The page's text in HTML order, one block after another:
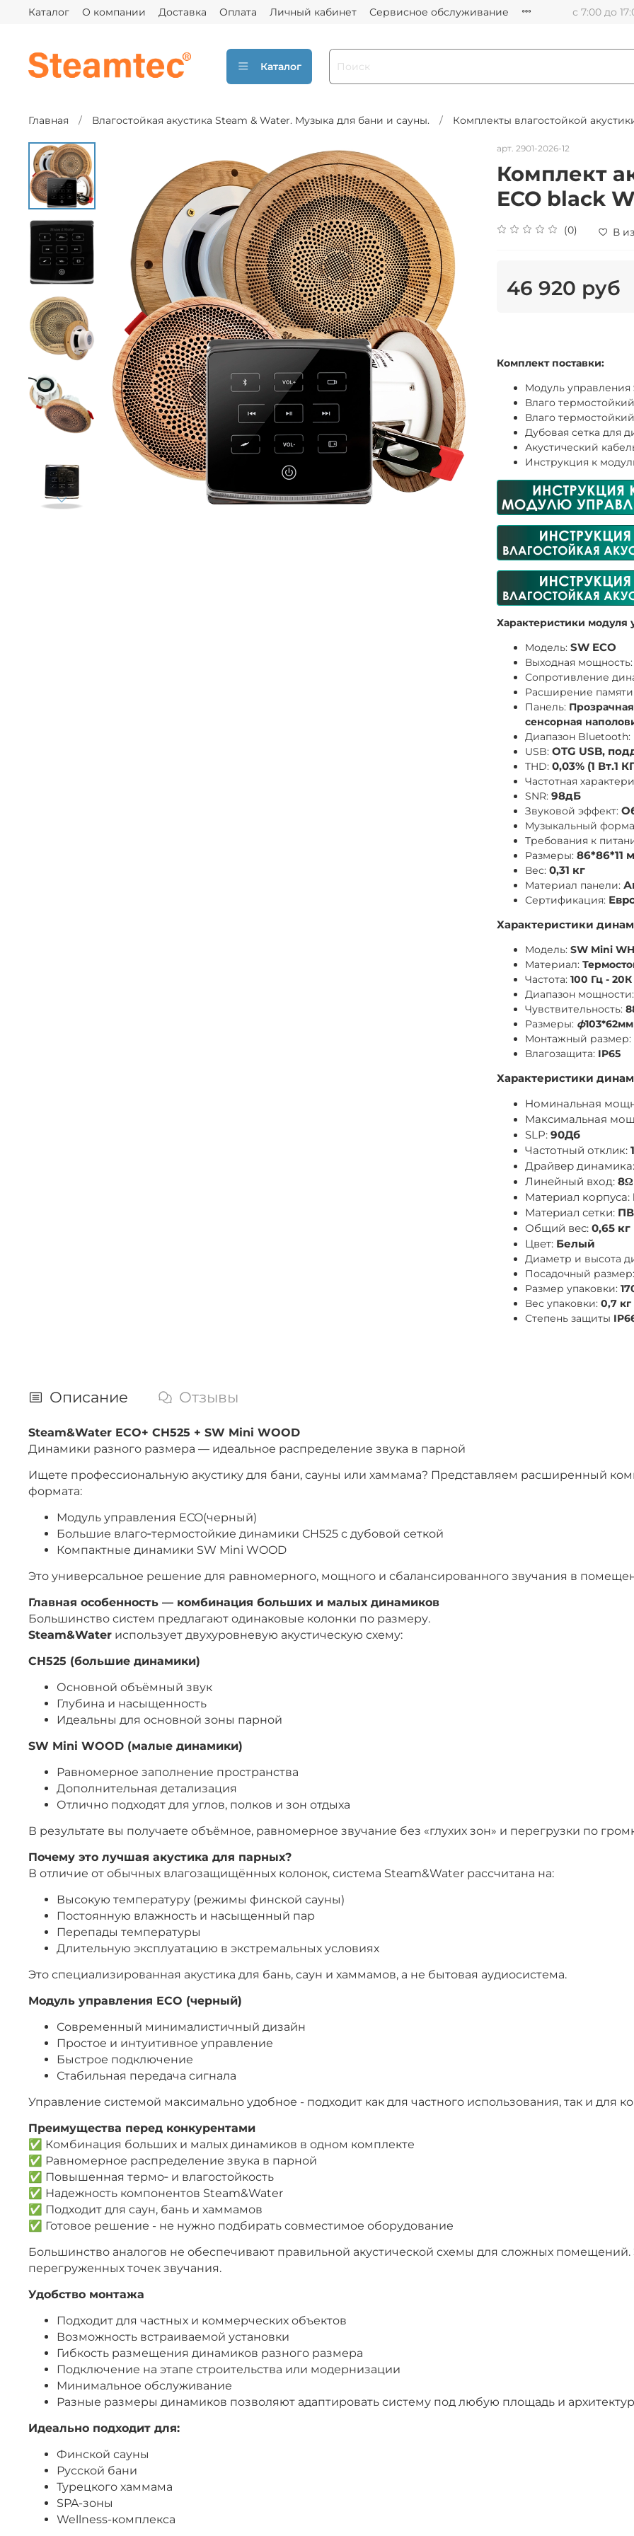
Каталог О компании Доставка Оплата Личный кабинет Сервисное обслуживание с 7:00 до
Каталог
Главная Влагостойкая акустика Steam & Water. Музыка для бани и сауны. Комплекты влагостойкой
арт. 2901-2026-12
Комплект
ECO black
(0) В
46 920 руб
Комплект поставки:
Модуль управления
Влаго
Влаго
Дубовая сетка для
Акустический
Инструкция к
Характеристики модуля
Модель: SW ECO
Выходная мощность:
Сопротивление
Расширение памяти
Панель:
сенсорная
Диапазон Bluetooth:
USB: OTG USB,
THD: 0,03% (1 Вт.1
Частотная
SNR: 98дБ
Звуковой эффект:
Музыкальный
Требования к
Размеры: 86*86*11
Вес: 0,31 кг
Материал панели:
Сертификация:
Характеристики
Модель: SW Mini
Материал:
Частота: 100 Гц - 20К
Диапазон мощности:
Чувствительность:
Размеры: ф103*62мм
Монтажный размер:
Влагозащита: IP65
Характеристики
Номинальная
Максимальная
SLP: 90Дб
Частотный отклик:
Драйвер динамика:
Линейный вход: 8Ω
Материал корпуса:
Материал сетки:
Общий вес: 0,65 кг
Цвет: Белый
Диаметр и высота
Посадочный
Размер упаковки:
Вес упаковки: 0,7 кг
Степень защиты
Описание Отзывы
Steam&Water ECO+ CH525 + SW Mini WOOD
Динамики разного размера — идеальное распределение звука в парной
Ищете профессиональную акустику для бани, сауны или хаммама? Представляем расширенный
формата:
Модуль управления ECO(черный)
Большие влаго‑термостойкие динамики CH525 с дубовой сеткой
Компактные динамики SW Mini WOOD
Это универсальное решение для равномерного, мощного и сбалансированного звучания в
Главная особенность — комбинация больших и малых динамиков
Большинство систем предлагают одинаковые колонки по размеру.
Steam&Water использует двухуровневую акустическую схему:
CH525 (большие динамики)
Основной объёмный звук
Глубина и насыщенность
Идеальны для основной зоны парной
SW Mini WOOD (малые динамики)
Равномерное заполнение пространства
Дополнительная детализация
Отлично подходят для углов, полков и зон отдыха
В результате вы получаете объёмное, равномерное звучание без «глухих зон» и перегрузки по
Почему это лучшая акустика для парных?
В отличие от обычных влагозащищённых колонок, система Steam&Water рассчитана на:
Высокую температуру (режимы финской сауны)
Постоянную влажность и насыщенный пар
Перепады температуры
Длительную эксплуатацию в экстремальных условиях
Это специализированная акустика для бань, саун и хаммамов, а не бытовая аудиосистема.
Модуль управления ECO (черный)
Современный минималистичный дизайн
Простое и интуитивное управление
Быстрое подключение
Стабильная передача сигнала
Управление системой максимально удобное - подходит как для частного использования, так и для
Преимущества перед конкурентами
✅ Комбинация больших и малых динамиков в одном комплекте
✅ Равномерное распределение звука в парной
✅ Повышенная термо‑ и влагостойкость
✅ Надежность компонентов Steam&Water
✅ Подходит для саун, бань и хаммамов
✅ Готовое решение - не нужно подбирать совместимое оборудование
Большинство аналогов не обеспечивают правильной акустической схемы для сложных помещений.
перегруженных точек звучания.
Удобство монтажа
Подходит для частных и коммерческих объектов
Возможность встраиваемой установки
Гибкость размещения динамиков разного размера
Подключение на этапе строительства или модернизации
Минимальное обслуживание
Разные размеры динамиков позволяют адаптировать систему под любую площадь и
Идеально подходит для:
Финской сауны
Русской бани
Турецкого хаммама
SPA-зоны
Wellness-комплекса